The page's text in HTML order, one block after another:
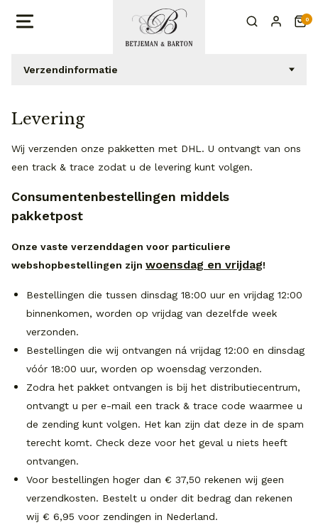
0
Verzendinformatie
Levering
Wij verzenden onze pakketten met DHL. U ontvangt van ons
een track & trace zodat u de levering kunt volgen.
Consumentenbestellingen middels
pakketpost
Onze vaste verzenddagen voor particuliere
webshopbestellingen zijn woensdag en vrijdag!
Bestellingen die tussen dinsdag 18:00 uur en vrijdag 12:00
binnenkomen, worden op vrijdag van dezelfde week
verzonden.
Bestellingen die wij ontvangen ná vrijdag 12:00 en dinsdag
vóór 18:00 uur, worden op woensdag verzonden.
Zodra het pakket ontvangen is bij het distributiecentrum,
ontvangt u per e-mail een track & trace code waarmee u
de zending kunt volgen. Het kan zijn dat deze in de spam
terecht komt. Check deze voor het geval u niets heeft
ontvangen.
Voor bestellingen hoger dan € 37,50 rekenen wij geen
verzendkosten. Bestelt u onder dit bedrag dan rekenen
wij € 6,95 voor zendingen in Nederland.